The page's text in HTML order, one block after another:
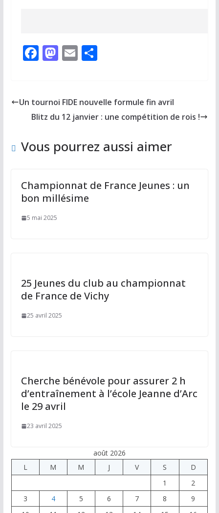
F
b
o
k
M
d
o
E
l
P
g
er
Un tournoi FIDE nouvelle formule fin avril
Blitz du 12 janvier : une compétition de rois !
Vous pourrez aussi aimer
Championnat de France Jeunes : un
bon millésime
5 mai 2025
25 Jeunes du club au championnat
de France de Vichy
25 avril 2025
Cherche bénévole pour assurer 2 h
d’entraînement à l’école Jeanne d’Arc
le 29 avril
23 avril 2025
août 2026
L
M M J V S
D
1
2
3
4 5 6 7 8
9